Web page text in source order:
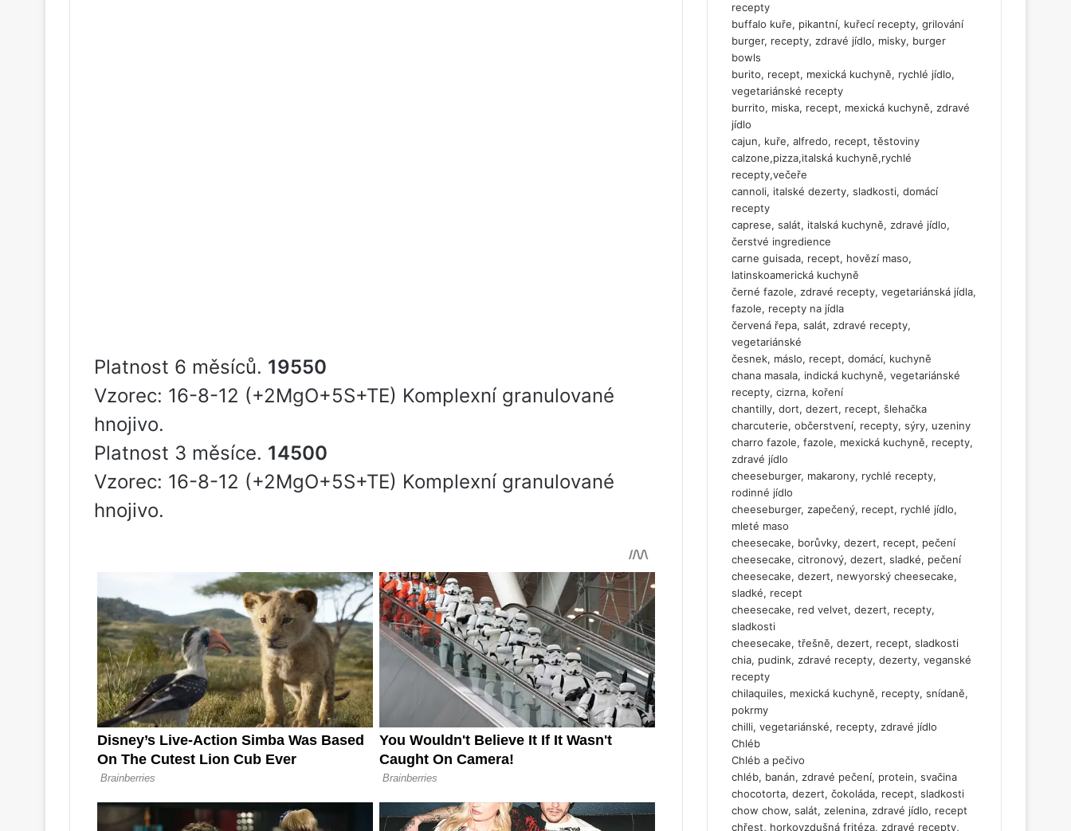
Platnost 6 měsíců. 19550
Vzorec: 16-8-12 (+2MgO+5S+TE) Komplexní granulované
hnojivo.
Platnost 3 měsíce. 14500
Vzorec: 16-8-12 (+2MgO+5S+TE) Komplexní granulované
hnojivo.
recepty
buffalo kuře, pikantní, kuřecí recepty, grilování
burger, recepty, zdravé jídlo, misky, burger
bowls
burito, recept, mexická kuchyně, rychlé jídlo,
vegetariánské recepty
burrito, miska, recept, mexická kuchyně, zdravé
jídlo
cajun, kuře, alfredo, recept, těstoviny
calzone,pizza,italská kuchyně,rychlé
recepty,večeře
cannoli, italské dezerty, sladkosti, domácí
recepty
caprese, salát, italská kuchyně, zdravé jídlo,
čerstvé ingredience
carne guisada, recept, hovězí maso,
latinskoamerická kuchyně
černé fazole, zdravé recepty, vegetariánská jídla,
fazole, recepty na jídla
červená řepa, salát, zdravé recepty,
vegetariánské
česnek, máslo, recept, domácí, kuchyně
chana masala, indická kuchyně, vegetariánské
recepty, cizrna, koření
chantilly, dort, dezert, recept, šlehačka
charcuterie, občerstvení, recepty, sýry, uzeniny
charro fazole, fazole, mexická kuchyně, recepty,
zdravé jídlo
cheeseburger, makarony, rychlé recepty,
rodinné jídlo
cheeseburger, zapečený, recept, rychlé jídlo,
mleté maso
cheesecake, borůvky, dezert, recept, pečení
cheesecake, citronový, dezert, sladké, pečení
cheesecake, dezert, newyorský cheesecake,
sladké, recept
cheesecake, red velvet, dezert, recepty,
sladkosti
cheesecake, třešně, dezert, recept, sladkosti
chia, pudink, zdravé recepty, dezerty, veganské
recepty
chilaquiles, mexická kuchyně, recepty, snídaně,
pokrmy
chilli, vegetariánské, recepty, zdravé jídlo
Chléb
Chléb a pečivo
chléb, banán, zdravé pečení, protein, svačina
chocotorta, dezert, čokoláda, recept, sladkosti
chow chow, salát, zelenina, zdravé jídlo, recept
chřest, horkovzdušná fritéza, zdravé recepty,